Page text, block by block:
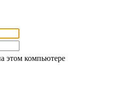
этом компьютере